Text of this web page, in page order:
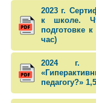
2023 г.
к школе.
подготовке
час)
2024 г.
педагогу?»